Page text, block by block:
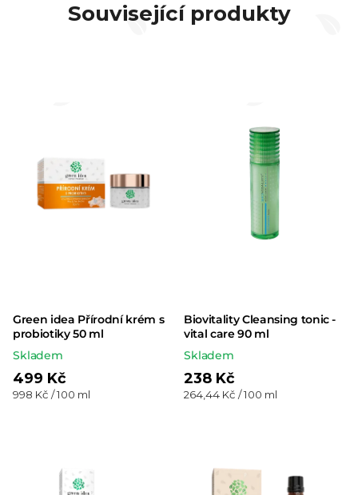
Související produkty
Green idea Přírodní krém s
probiotiky 50 ml
Skladem
499 Kč
Měrná
998 Kč / 100 ml
Biovitality Cleansing tonic -
vital care 90 ml
Skladem
238 Kč
Měrná
264,44 Kč / 100 ml